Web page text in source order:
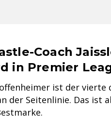
Coach
in Premier
ist der vierte
der Seitenlinie. Das ist